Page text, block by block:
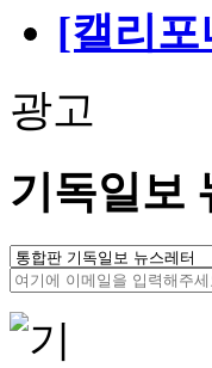
[캘리포
광고
기독일보